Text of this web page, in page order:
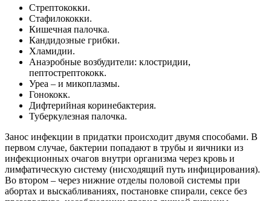
Стрептококки.
Стафилококки.
Кишечная палочка.
Кандидозные грибки.
Хламидии.
Анаэробные возбудители: клостридии,
пептострептококк.
Уреа – и микоплазмы.
Гонококк.
Дифтерийная коринебактерия.
Туберкулезная палочка.
Занос инфекции в придатки происходит двумя способами. В
первом случае, бактерии попадают в трубы и яичники из
инфекционных очагов внутри организма через кровь и
лимфатическую систему (нисходящий путь инфицирования).
Во втором – через нижние отделы половой системы при
абортах и выскабливаниях, постановке спирали, сексе без